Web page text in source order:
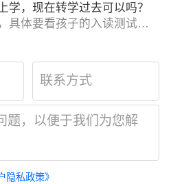
学，现在转学过去可以吗？
具体要看孩子的入读测试成
隐私政策》